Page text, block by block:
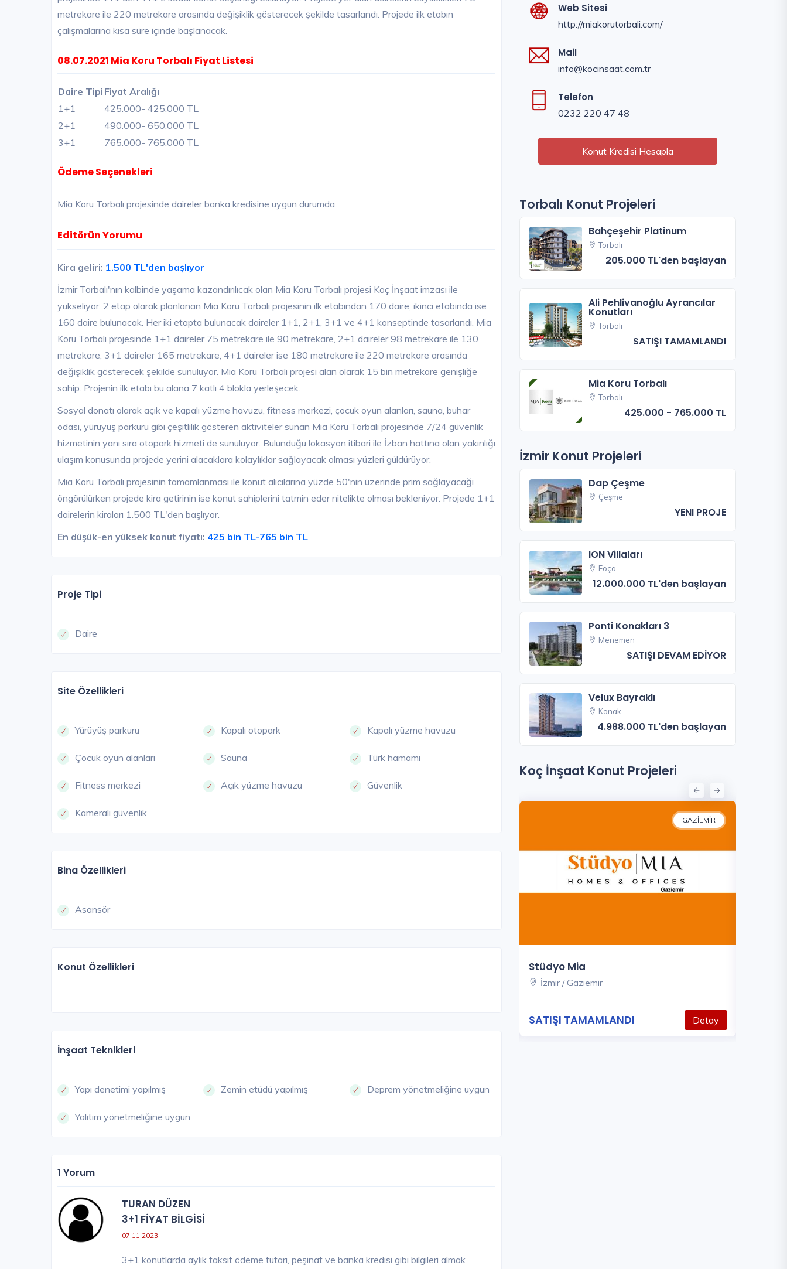
metrekare ile 220 metrekare arasında değişiklik gösterecek şekilde tasarlandı. Projede ilk etabın
çalışmalarına kısa süre içinde başlanacak.
08.07.2021 Mia Koru Torbalı Fiyat Listesi
Daire Tipi Fiyat Aralığı
1+1
425.000- 425.000 TL
2+1
490.000- 650.000 TL
3+1
765.000- 765.000 TL
Ödeme Seçenekleri
Mia Koru Torbalı projesinde daireler banka kredisine uygun durumda.
Editörün Yorumu
Kira geliri: 1.500 TL'den başlıyor
İzmir Torbalı'nın kalbinde yaşama kazandırılıcak olan Mia Koru Torbalı projesi Koç İnşaat imzası ile
yükseliyor. 2 etap olarak planlanan Mia Koru Torbalı projesinin ilk etabından 170 daire, ikinci etabında ise
160 daire bulunacak. Her iki etapta bulunacak daireler 1+1, 2+1, 3+1 ve 4+1 konseptinde tasarlandı. Mia
Koru Torbalı projesinde 1+1 daireler 75 metrekare ile 90 metrekare, 2+1 daireler 98 metrekare ile 130
metrekare, 3+1 daireler 165 metrekare, 4+1 daireler ise 180 metrekare ile 220 metrekare arasında
değişiklik gösterecek şekilde sunuluyor. Mia Koru Torbalı projesi alan olarak 15 bin metrekare genişliğe
sahip. Projenin ilk etabı bu alana 7 katlı 4 blokla yerleşecek.
Sosyal donatı olarak açık ve kapalı yüzme havuzu, fitness merkezi, çocuk oyun alanları, sauna, buhar
odası, yürüyüş parkuru gibi çeşitlilik gösteren aktiviteler sunan Mia Koru Torbalı projesinde 7/24 güvenlik
hizmetinin yanı sıra otopark hizmeti de sunuluyor. Bulunduğu lokasyon itibari ile İzban hattına olan yakınlığı
ulaşım konusunda projede yerini alacaklara kolaylıklar sağlayacak olması yüzleri güldürüyor.
Mia Koru Torbalı projesinin tamamlanması ile konut alıcılarına yüzde 50'nin üzerinde prim sağlayacağı
öngörülürken projede kira getirinin ise konut sahiplerini tatmin eder nitelikte olması bekleniyor. Projede 1+1
dairelerin kiraları 1.500 TL'den başlıyor.
En düşük-en yüksek konut fiyatı: 425 bin TL-765 bin TL
Proje Tipi
Daire
Site Özellikleri
Yürüyüş parkuru Kapalı otopark Kapalı yüzme havuzu
Çocuk oyun alanları Sauna Türk hamamı
Fitness merkezi Açık yüzme havuzu Güvenlik
Kameralı güvenlik
Bina Özellikleri
Asansör
Konut Özellikleri
İnşaat Teknikleri
Yapı denetimi yapılmış Zemin etüdü yapılmış Deprem yönetmeliğine uygun
Yalıtım yönetmeliğine uygun
1 Yorum
TURAN DÜZEN
3+1 FİYAT BİLGİSİ
07.11.2023
3+1 konutlarda aylık taksit ödeme tutarı, peşinat ve banka kredisi gibi bilgileri almak
Web Sitesi
http://miakorutorbali.com/
Mail
info@kocinsaat.com.tr
Telefon
0232 220 47 48
Konut Kredisi Hesapla
Torbalı Konut Projeleri
Bahçeşehir Platinum
Torbalı
205.000 TL'den başlayan
Ali Pehlivanoğlu Ayrancılar
Konutları
Torbalı
SATIŞI TAMAMLANDI
Mia Koru Torbalı
Torbalı
425.000 - 765.000 TL
İzmir Konut Projeleri
Dap Çeşme
Çeşme
YENI PROJE
ION Villaları
Foça
12.000.000 TL'den başlayan
Ponti Konakları 3
Menemen
SATIŞI DEVAM EDİYOR
Velux Bayraklı
Konak
4.988.000 TL'den başlayan
Koç İnşaat Konut Projeleri
Mia Garden Menderes
İzmir / Gaziemir İzmir / Bornova
GAZIEMIR
Stüdyo Mia
İzmir / Gaziemir
SATIŞI TAMAMLANDI Detay